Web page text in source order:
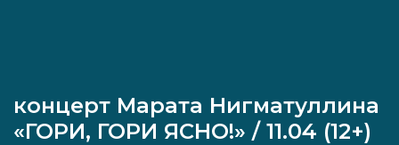
концерт Марата Нигматуллина
«ГОРИ, ГОРИ ЯСНО!» / 11.04 (12+)